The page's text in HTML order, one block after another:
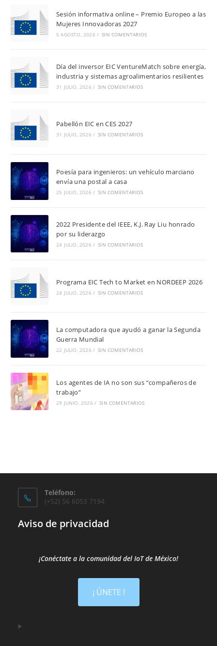
Sesión informativa online – Premio Europeo a las
Mujeres Innovadoras 2027
5 AGOSTO, 2026 / SIN COMENTARIOS
Día del inversor EIC VentureMatch sobre energía,
industria y sistemas agroalimentarios resilientes
31 JULIO, 2026 / SIN COMENTARIOS
Pabellón EIC en CES 2027
31 JULIO, 2026 / SIN COMENTARIOS
Poesía para ingenieros: un vehículo marciano
envía una postal a casa
25 JULIO, 2026 / SIN COMENTARIOS
2022 Presidente del IEEE, K.J. Ray Liu honrado
por su liderazgo
24 JULIO, 2026 / SIN COMENTARIOS
Programa EIC Tech to Market en NORDEEP 2026
24 JULIO, 2026 / SIN COMENTARIOS
La computadora que ayudó a ganar la Segunda
Guerra Mundial
22 JULIO, 2026 / SIN COMENTARIOS
Los agentes de IA no son sus “compañeros de
trabajo”
29 JUNIO, 2026 / SIN COMENTARIOS
Teléfono:
(+52) 56 6053 7194
Aviso de privacidad
¡Conéctate a la comunidad del IoT de México!​
¡ ÚNETE !